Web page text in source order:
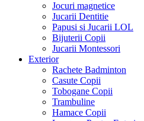
Jocuri magnetice
Jucarii Dentitie
Papusi si Jucarii LOL
Bijuterii Copii
Jucarii Montessori
Exterior
Rachete Badminton
Casute Copii
Tobogane Copii
Trambuline
Hamace Copii